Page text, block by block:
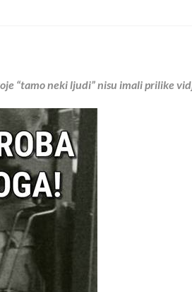
“tamo neki ljudi” nisu imali prilike